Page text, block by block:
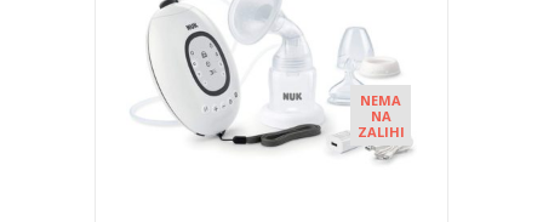
NEMA
NA
ZALIHI